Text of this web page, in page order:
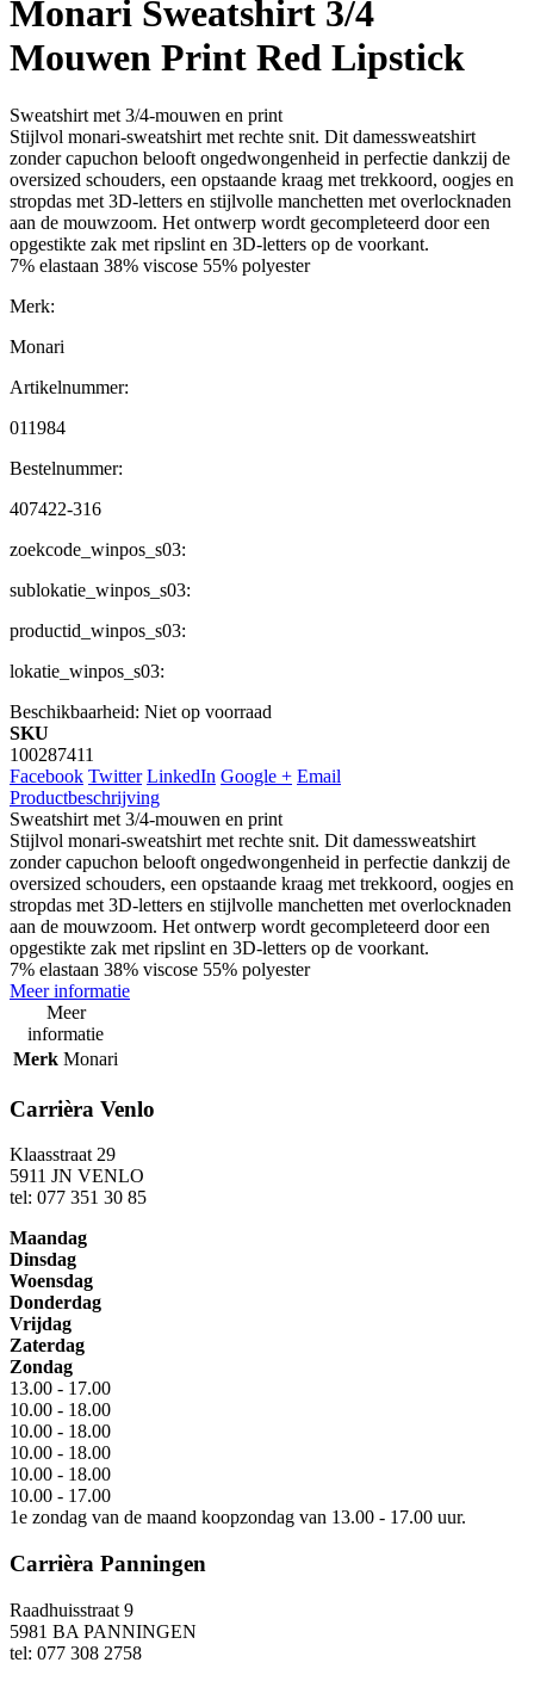
Monari Sweatshirt 3/4
Mouwen Print Red Lipstick
Sweatshirt met 3/4-mouwen en print
Stijlvol monari-sweatshirt met rechte snit. Dit damessweatshirt
zonder capuchon belooft ongedwongenheid in perfectie dankzij de
oversized schouders, een opstaande kraag met trekkoord, oogjes en
stropdas met 3D-letters en stijlvolle manchetten met overlocknaden
aan de mouwzoom. Het ontwerp wordt gecompleteerd door een
opgestikte zak met ripslint en 3D-letters op de voorkant.
7% elastaan 38% viscose 55% polyester
Merk:
Monari
Artikelnummer:
011984
Bestelnummer:
407422-316
zoekcode_winpos_s03:
sublokatie_winpos_s03:
productid_winpos_s03:
lokatie_winpos_s03:
Beschikbaarheid: Niet op voorraad
SKU
100287411
Facebook Twitter LinkedIn Google + Email
Productbeschrijving
Sweatshirt met 3/4-mouwen en print
Stijlvol monari-sweatshirt met rechte snit. Dit damessweatshirt
zonder capuchon belooft ongedwongenheid in perfectie dankzij de
oversized schouders, een opstaande kraag met trekkoord, oogjes en
stropdas met 3D-letters en stijlvolle manchetten met overlocknaden
aan de mouwzoom. Het ontwerp wordt gecompleteerd door een
opgestikte zak met ripslint en 3D-letters op de voorkant.
7% elastaan 38% viscose 55% polyester
Meer informatie
Meer
informatie
Merk Monari
Carrièra Venlo
Klaasstraat 29
5911 JN VENLO
tel: 077 351 30 85
Maandag
Dinsdag
Woensdag
Donderdag
Vrijdag
Zaterdag
Zondag
13.00 - 17.00
10.00 - 18.00
10.00 - 18.00
10.00 - 18.00
10.00 - 18.00
10.00 - 17.00
1e zondag van de maand koopzondag van 13.00 - 17.00 uur.
Carrièra Panningen
Raadhuisstraat 9
5981 BA PANNINGEN
tel: 077 308 2758